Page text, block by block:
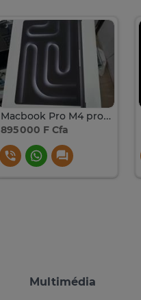
Macbook Pro M4 pro 2025
895 000 F Cfa
Multimédia